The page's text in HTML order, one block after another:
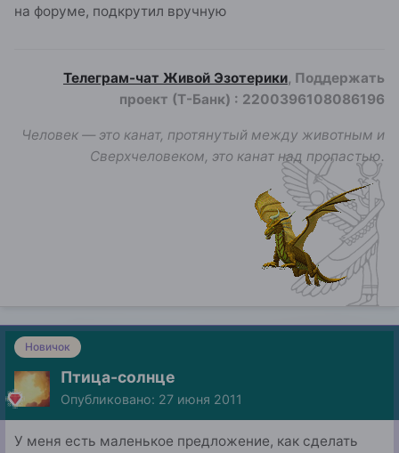
на форуме, подкрутил вручную
Телеграм-чат Живой Эзотерики, Поддержать
проект (Т-Банк) : 2200396108086196
Человек — это канат, протянутый между животным и
Сверхчеловеком, это канат над пропастью.
Новичок
Птица-солнце
Опубликовано: 27 июня 2011
У меня есть маленькое предложение, как сделать